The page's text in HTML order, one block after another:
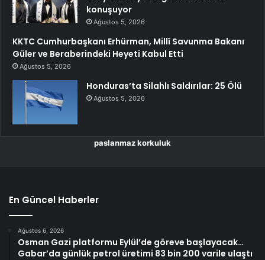
konuşuyor
Ağustos 5, 2026
KKTC Cumhurbaşkanı Erhürman, Millî Savunma Bakanı
Güler ve Beraberindeki Heyeti Kabul Etti
Ağustos 5, 2026
Honduras’ta Silahlı Saldırılar: 25 Ölü
Ağustos 5, 2026
paslanmaz korkuluk
En Güncel Haberler
Ağustos 6, 2026
Osman Gazi platformu Eylül’de göreve başlayacak…
Gabar’da günlük petrol üretimi 83 bin 200 varile ulaştı